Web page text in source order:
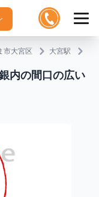
市大宮区 大宮駅
内の間口の広い